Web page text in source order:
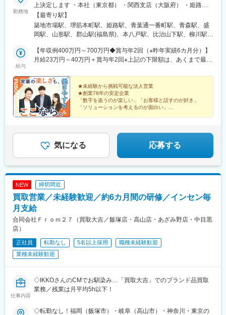
勤務地
上決定します ・本社（東京都） ・関西支店（大阪府） ・姫路営
業所（兵庫県） ・東北支店（宮城県） ・青森営業所（青森県）・
盛岡営業所（岩手県）・山形営業所（山形県） ・福島営業所（福
島県） ・八戸営業所（青森県） ・中国支店（広島県） ・岡山営
県）・九州支店（福岡県） ・北海道支店（北海道）・函館営業所
（北海道）・関東支店（神奈川）・四国支店（香川県）への配属
【最寄り駅】
築地市場駅、堺筋本町駅、姫路駅、青葉通一番町駅、青森駅、盛
岡駅、山形駅、郡山駅(福島県)、本八戸駅、比治山下駅、柳川駅、
道)、神奈川駅、瓦町駅、汐留駅、本町駅、山陽姫路駅、広瀬通
駅、段原一丁目駅、郵便局前駅、金沢駅、祇園駅(福岡県)、大通
駅(大阪府)、大町西公園駅、比治山橋駅、西川緑道公園駅、さっぽ
ろ駅、昭和橋駅、新高島駅
給与
【年収例400万円～700万円◆賞与年2回（※昨年実績6カ月分）】
月給23万円～40万円＋賞与年2回※上記の下限額は、あくまで最下
す※時間外手当は含んでおりません
★未経験から挑戦可能な法人営業
★創業78年の安定企業
「数字を追うのが楽しい」「お客様と話すのが好き」
「ソリューションを考えるのが面白い」
気になる 応募する
NEW 締切間近
買取営業／未経験歓迎／約6カ月間の研修／インセン毎
月支給
合同会社Ｆｒｏｍ２７（買取大吉／飯塚店・高山店・あざみ野店・中目黒
店）
正社員 転勤なし 5名以上採用
職種未経験歓迎
業種未経験歓迎
仕事内容
◇IKKOさんのCMでお馴染み…「買取大吉」でのブランド品買取
業務／残業は月平均5h以下！
◇転勤なし！福岡（飯塚市）・岐阜（高山市）・神奈川・東京の